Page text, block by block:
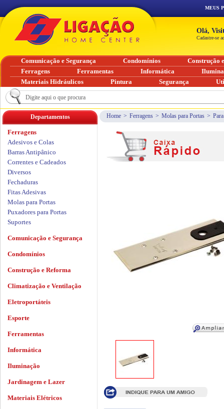
Home > Ferragens > Molas para Portas >
Departamentos
Ferragens
Adesivos e Colas
Barras Antipânico
Correntes e Cadeados
Diversos
Fechaduras
Fitas Adesivas
Molas para Portas
Puxadores para Portas
Suportes
Comunicação e Segurança
Condomínios
Construção e Reforma
Climatização e Ventilação
Eletroportáteis
Esporte
Ferramentas
Informática
Iluminação
Jardinagem e Lazer
Materiais Elétricos
MEUS
Olá,
Cadastre-se
Comunicação e Segurança Condomínios
Construção
Ferragens
Ferramentas Informática
Materiais Hidráulicos
Pintura Segurança